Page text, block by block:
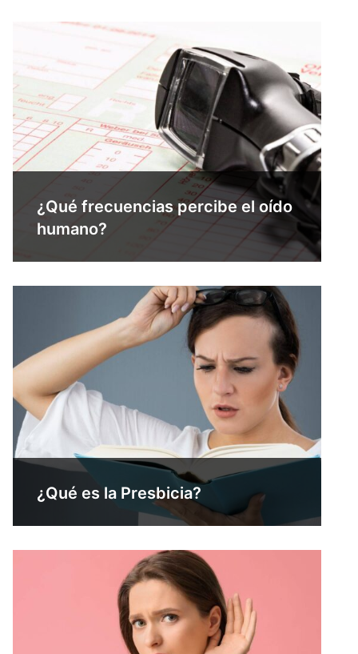
¿Qué frecuencias percibe el oído
humano?
¿Qué es la Presbicia?